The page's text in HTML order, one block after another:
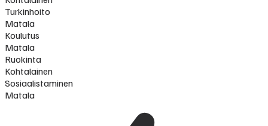
Turkinhoito
Matala
Koulutus
Matala
Ruokinta
Kohtalainen
Sosiaalistaminen
Matala